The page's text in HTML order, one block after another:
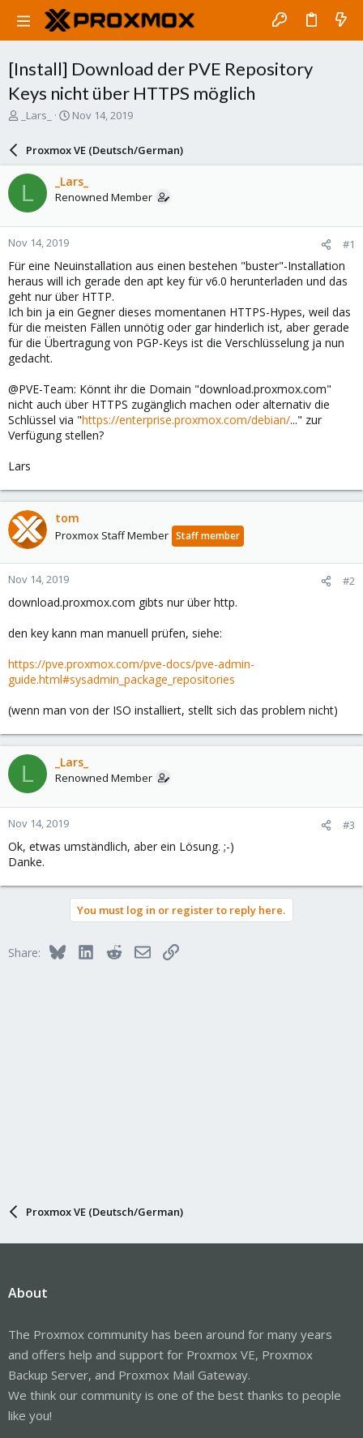
[Install] Download der PVE Repository
Keys nicht über HTTPS möglich
a
d
s
t
a
r
t
e
r
_Lars_
S
a
d
a
e
Nov 14, 2019
Proxmox VE (Deutsch/German)
L _Lars_
Renowned Member
Nov 14, 2019 #1
Für eine Neuinstallation aus einen bestehen "buster"-Installation
heraus will ich gerade den apt key für v6.0 herunterladen und das
geht nur über HTTP.
Ich bin ja ein Gegner dieses momentanen HTTPS-Hypes, weil das
für die meisten Fällen unnötig oder gar hinderlich ist, aber gerade
für die Übertragung von PGP-Keys ist die Verschlüsselung ja nun
gedacht.
@PVE-Team: Könnt ihr die Domain "download.proxmox.com"
nicht auch über HTTPS zugänglich machen oder alternativ die
Schlüssel via "https://enterprise.proxmox.com/debian/..." zur
Verfügung stellen?
Lars
tom
Proxmox Staff Member Staff member
Nov 14, 2019 #2
download.proxmox.com gibts nur über http.
den key kann man manuell prüfen, siehe:
https://pve.proxmox.com/pve-docs/pve-admin-
guide.html#sysadmin_package_repositories
(wenn man von der ISO installiert, stellt sich das problem nicht)
L _Lars_
Renowned Member
Nov 14, 2019 #3
Ok, etwas umständlich, aber ein Lösung. ;-)
Danke.
You must log in or register to reply here.
Share: BlueskyLinkedInRedditEmailLink
Proxmox VE (Deutsch/German)
About
The Proxmox community has been around for many years
and offers help and support for Proxmox VE, Proxmox
Backup Server, and Proxmox Mail Gateway.
We think our community is one of the best thanks to people
like you!